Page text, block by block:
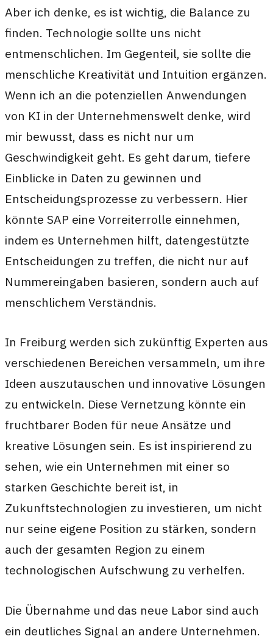
Aber ich denke, es ist wichtig, die Balance zu
finden. Technologie sollte uns nicht
entmenschlichen. Im Gegenteil, sie sollte die
menschliche Kreativität und Intuition ergänzen.
Wenn ich an die potenziellen Anwendungen
von KI in der Unternehmenswelt denke, wird
mir bewusst, dass es nicht nur um
Geschwindigkeit geht. Es geht darum, tiefere
Einblicke in Daten zu gewinnen und
Entscheidungsprozesse zu verbessern. Hier
könnte SAP eine Vorreiterrolle einnehmen,
indem es Unternehmen hilft, datengestützte
Entscheidungen zu treffen, die nicht nur auf
Nummereingaben basieren, sondern auch auf
menschlichem Verständnis.
In Freiburg werden sich zukünftig Experten aus
verschiedenen Bereichen versammeln, um ihre
Ideen auszutauschen und innovative Lösungen
zu entwickeln. Diese Vernetzung könnte ein
fruchtbarer Boden für neue Ansätze und
kreative Lösungen sein. Es ist inspirierend zu
sehen, wie ein Unternehmen mit einer so
starken Geschichte bereit ist, in
Zukunftstechnologien zu investieren, um nicht
nur seine eigene Position zu stärken, sondern
auch der gesamten Region zu einem
technologischen Aufschwung zu verhelfen.
Die Übernahme und das neue Labor sind auch
ein deutliches Signal an andere Unternehmen.